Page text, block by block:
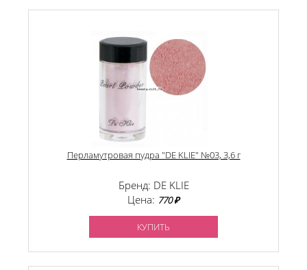
Перламутровая пудра "DE KLIE" №03, 3,6 г
Бренд: DE KLIE
Цена: 770 ₽
КУПИТЬ